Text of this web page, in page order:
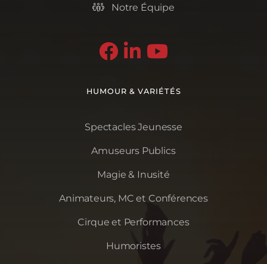
 Notre Équipe
  
HUMOUR & VARIÉTÉS
Spectacles Jeunesse
Amuseurs Publics
Magie & Inusité
Animateurs, MC et Conférences
Cirque et Performances
Humoristes